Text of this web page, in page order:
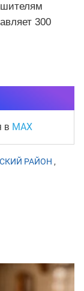
300
в MAX
РАЙОН ,